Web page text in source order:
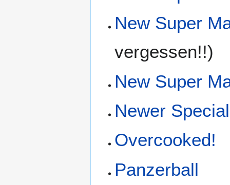
New Super
vergessen!!)
New Super
Newer
Overcooked!
Panzerball